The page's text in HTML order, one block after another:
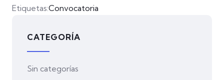
Etiquetas:Convocatoria
CATEGORÍA
Sin categorías